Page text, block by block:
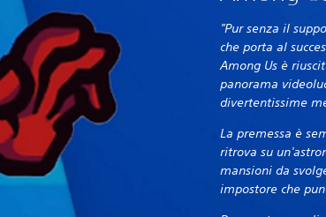
"Pur senza il
che porta al
Among Us è
panorama
divertentissime
La premessa è
ritrova su
mansioni da
impostore che